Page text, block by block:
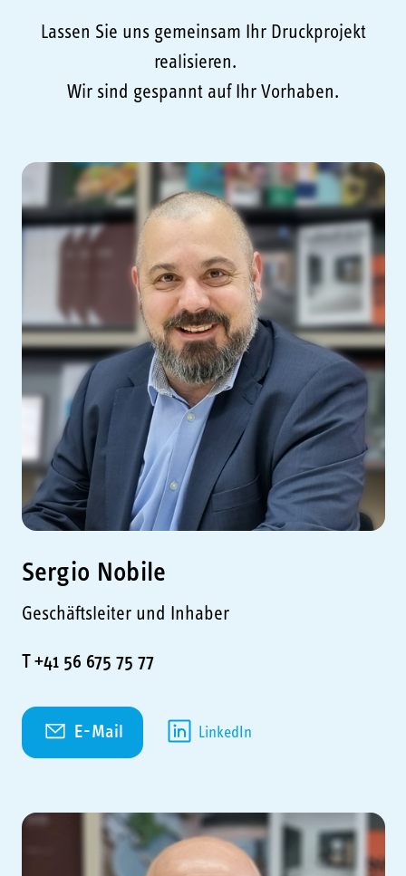
Lassen Sie uns gemeinsam Ihr Druckprojekt
realisieren.
Wir sind gespannt auf Ihr Vorhaben.
Sergio Nobile
Geschäftsleiter und Inhaber
T +41 56 675 75 77
E-Mail LinkedIn